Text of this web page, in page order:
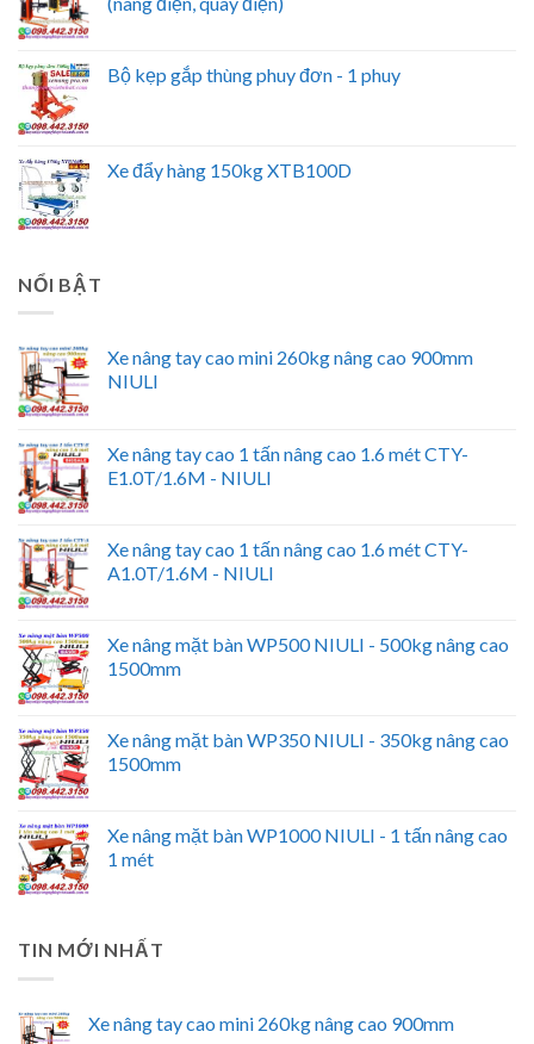
Bộ kẹp gắp thùng phuy đơn - 1 phuy
Xe đẩy hàng 150kg XTB100D
NỔI BẬT
Xe nâng tay cao mini 260kg nâng cao 900mm
NIULI
Xe nâng tay cao 1 tấn nâng cao 1.6 mét CTY-
E1.0T/1.6M - NIULI
Xe nâng tay cao 1 tấn nâng cao 1.6 mét CTY-
A1.0T/1.6M - NIULI
Xe nâng mặt bàn WP500 NIULI - 500kg nâng cao
1500mm
Xe nâng mặt bàn WP350 NIULI - 350kg nâng cao
1500mm
Xe nâng mặt bàn WP1000 NIULI - 1 tấn nâng cao
1 mét
TIN MỚI NHẤT
Xe nâng tay cao mini 260kg nâng cao 900mm